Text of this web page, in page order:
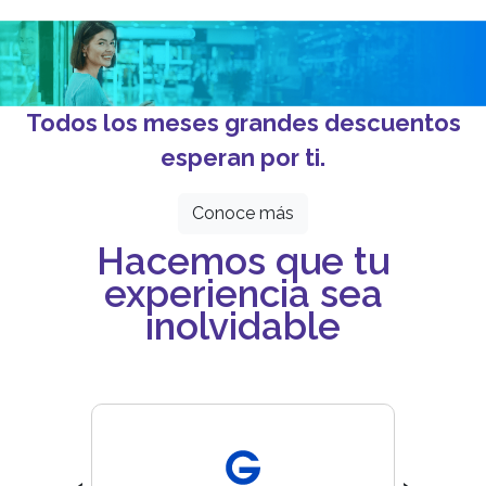
Todos los meses grandes descuentos
esperan por ti.
Conoce más
Hacemos que tu
experiencia sea
inolvidable